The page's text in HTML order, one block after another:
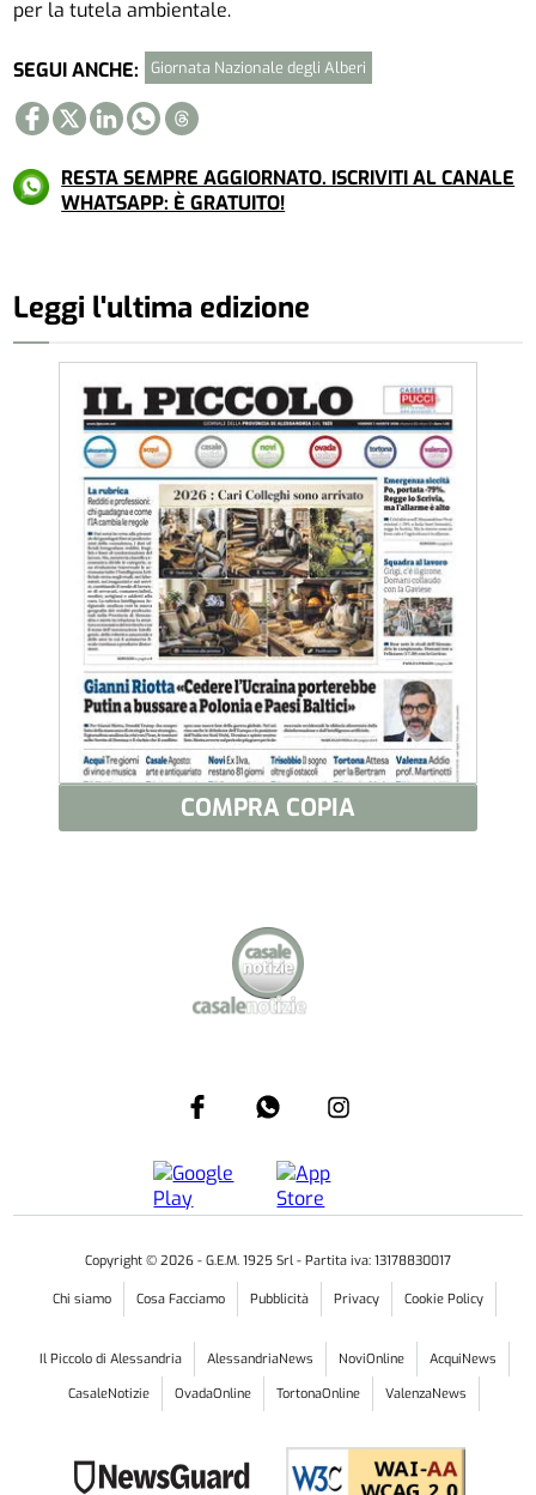
per la tutela ambientale.
SEGUI ANCHE: Giornata Nazionale degli Alberi
RESTA SEMPRE AGGIORNATO. ISCRIVITI AL CANALE
WHATSAPP: È GRATUITO!
Leggi l'ultima edizione
COMPRA COPIA
Copyright © 2026 - G.E.M. 1925 Srl - Partita iva: 13178830017
Chi siamo Cosa Facciamo Pubblicità Privacy Cookie Policy
Il Piccolo di Alessandria AlessandriaNews NoviOnline
AcquiNews
CasaleNotizie
OvadaOnline TortonaOnline ValenzaNews